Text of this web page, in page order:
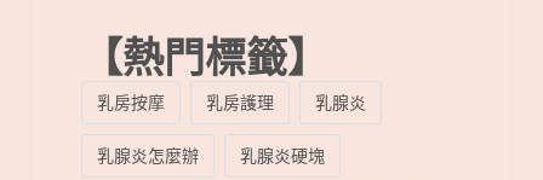
【熱門標籤】
乳房按摩 乳房護理
乳腺炎
乳腺炎怎麼辦
乳腺炎硬塊